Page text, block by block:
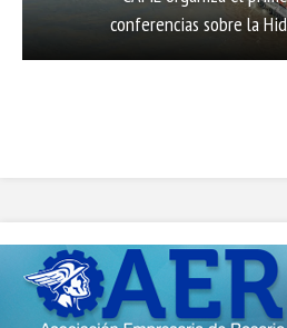
conferencias sobre la